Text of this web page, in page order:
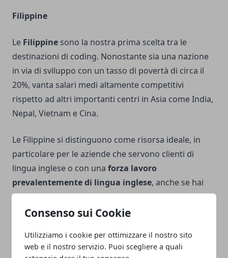
Consenso sui Cookie
Utilizziamo i cookie per ottimizzare il nostro sito
web e il nostro servizio. Puoi scegliere a quali
Filippine
Le Filippine sono la nostra prima scelta tra le
destinazioni di coding. Nonostante sia una nazione
in via di sviluppo con un tasso di povertà di circa il
20%, vanta salari medi altamente competitivi
rispetto ad altri importanti centri in Asia come India,
Nepal, Vietnam e Cina.
Le Filippine si distinguono come risorsa ideale, in
particolare per le aziende che servono clienti di
lingua inglese o con una forza lavoro
prevalentemente di lingua inglese, anche se hai
una precedente esperienza limitata di lavoro nel
Sud-est asiatico.
Messico